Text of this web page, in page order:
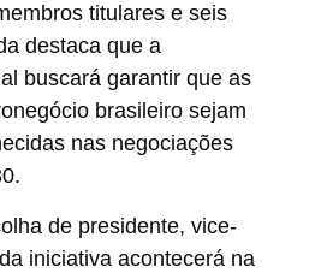
titulares e seis
destaca que a
buscará garantir que as
brasileiro sejam
nas negociações
de presidente, vice-
iniciativa acontecerá na